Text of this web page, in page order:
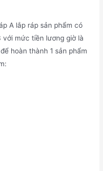
A lắp ráp sản phẩm có
mức tiền lương giờ là
hoàn thành 1 sản phẩm